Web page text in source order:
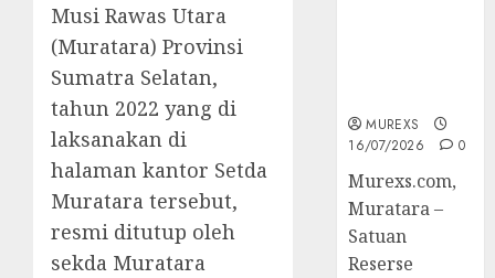
Musi Rawas Utara
(Muratara) Provinsi
Sumatra Selatan,
tahun 2022 yang di
laksanakan di
halaman kantor Setda
Muratara tersebut,
resmi ditutup oleh
sekda Muratara
MUREXS
16/07/2026
0
Murexs.com,
Muratara –
Satuan
Reserse